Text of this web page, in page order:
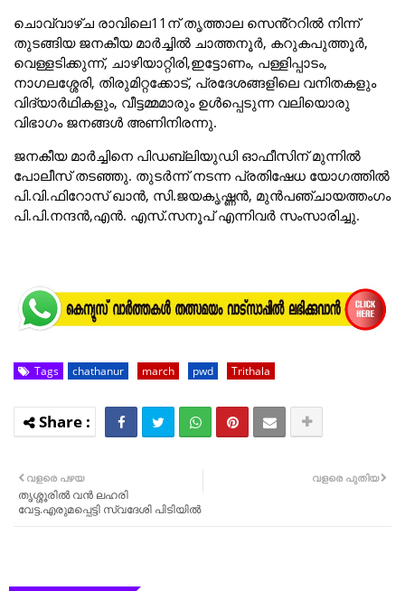
ചൊവ്വാഴ്ച രാവിലെ11ന് തൃത്താല സെൻ്ററിൽ നിന്ന്
തുടങ്ങിയ ജനകീയ മാർച്ചിൽ ചാത്തനൂർ, കറുകപുത്തൂർ,
വെള്ളടിക്കുന്ന്, ചാഴിയാറ്റിരി,ഇട്ടോണം, പള്ളിപ്പാടം,
നാഗലശ്ശേരി, തിരുമിറ്റക്കോട്, പ്രദേശങ്ങളിലെ വനിതകളും
വിദ്യാർഥികളും, വീട്ടമ്മമാരും ഉൾപ്പെടുന്ന വലിയൊരു
വിഭാഗം ജനങ്ങൾ അണിനിരന്നു.
ജനകീയ മാർച്ചിനെ പിഡബ്ലിയുഡി ഓഫീസിന് മുന്നിൽ
പോലീസ് തടഞ്ഞു. തുടർന്ന് നടന്ന പ്രതിഷേധ യോഗത്തിൽ
പി.വി.ഫിറോസ് ഖാൻ, സി.ജയകൃഷ്ണൻ, മുൻപഞ്ചായത്തംഗം
പി.പി.നന്ദൻ,എൻ. എസ്.സനൂപ് എന്നിവർ സംസാരിച്ചു.
Tags chathanur march pwd Trithala
വളരെ പുതിയ
വളരെ പഴയ
തൃശ്ശൂരിൽ വൻ ലഹരി
വേട്ട.എരുമപ്പെട്ടി സ്വദേശി പിടിയിൽ